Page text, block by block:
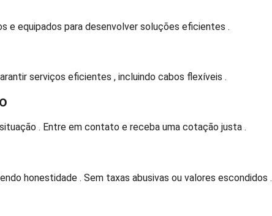
e equipados para desenvolver soluções eficientes .
serviços eficientes , incluindo cabos flexíveis .
. Entre em contato e receba uma cotação justa .
honestidade . Sem taxas abusivas ou valores escondidos .